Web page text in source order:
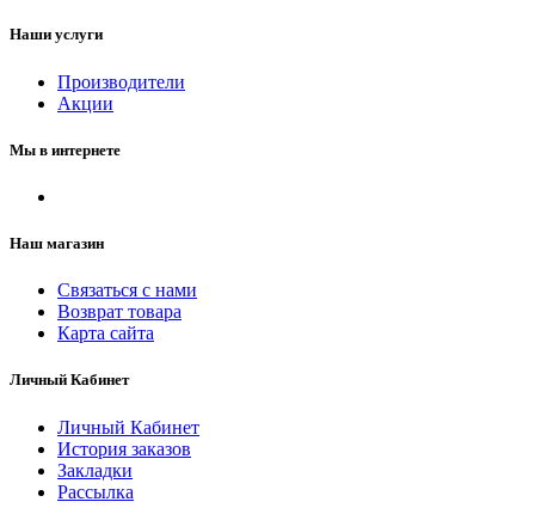
Наши услуги
Производители
Акции
Мы в интернете
Наш магазин
Связаться с нами
Возврат товара
Карта сайта
Личный Кабинет
Личный Кабинет
История заказов
Закладки
Рассылка